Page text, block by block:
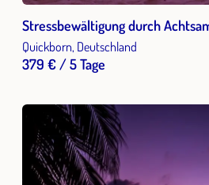
Stressbewältigung durch
Quickborn, Deutschland
379 € / 5 Tage